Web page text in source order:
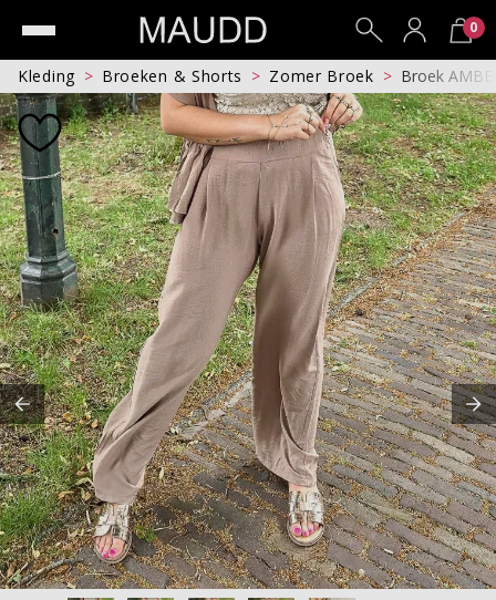
0
Kleding Broeken & Shorts Zomer Broek Broek